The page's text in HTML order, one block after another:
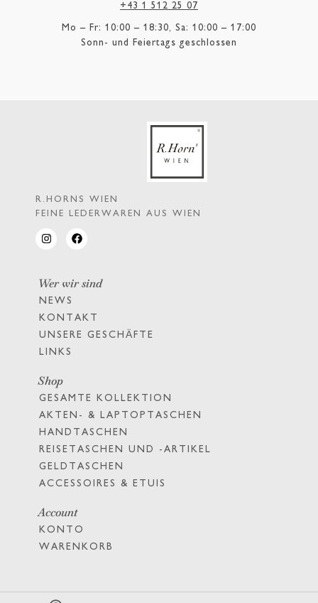
+43 1 512 25 07
Mo – Fr: 10:00 – 18:30, Sa: 10:00 – 17:00
Sonn- und Feiertags geschlossen
R.HORNS WIEN
FEINE LEDERWAREN AUS WIEN
Wer wir sind
NEWS
KONTAKT
UNSERE GESCHÄFTE
LINKS
Shop
GESAMTE KOLLEKTION
AKTEN- & LAPTOPTASCHEN
HANDTASCHEN
REISETASCHEN UND -ARTIKEL
GELDTASCHEN
ACCESSOIRES & ETUIS
Account
KONTO
WARENKORB